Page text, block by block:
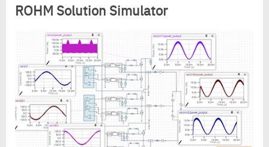
ROHM Solution Simulator